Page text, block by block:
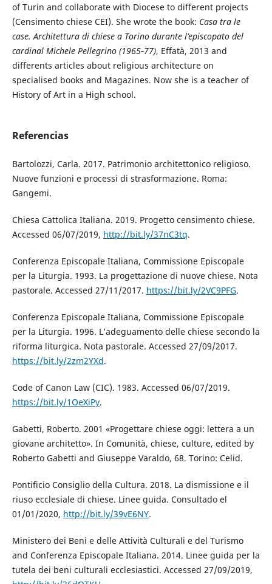
of Turin and collaborate with Diocese to different projects
(Censimento chiese CEI). She wrote the book: Casa tra le
case. Architettura di chiese a Torino durante l’episcopato del
cardinal Michele Pellegrino (1965‐77), Effatà, 2013 and
differents articles about religious architecture on
specialised books and Magazines. Now she is a teacher of
History of Art in a High school.
Referencias
Bartolozzi, Carla. 2017. Patrimonio architettonico religioso.
Nuove funzioni e processi di strasformazione. Roma:
Gangemi.
Chiesa Cattolica Italiana. 2019. Progetto censimento chiese.
Accessed 06/07/2019, http://bit.ly/37nC3tq.
Conferenza Episcopale Italiana, Commissione Episcopale
per la Liturgia. 1993. La progettazione di nuove chiese. Nota
pastorale. Accessed 27/11/2017. https://bit.ly/2VC9PFG.
Conferenza Episcopale Italiana, Commissione Episcopale
per la Liturgia. 1996. L’adeguamento delle chiese secondo la
riforma liturgica. Nota pastorale. Accessed 27/09/2017.
https://bit.ly/2zm2YXd.
Code of Canon Law (CIC). 1983. Accessed 06/07/2019.
https://bit.ly/1OeXiPy.
Gabetti, Roberto. 2001 «Progettare chiese oggi: lettera a un
giovane architetto». In Comunità, chiese, culture, edited by
Roberto Gabetti and Giuseppe Varaldo, 68. Torino: Celid.
Pontificio Consiglio della Cultura. 2018. La dismissione e il
riuso ecclesiale di chiese. Linee guida. Consultado el
01/01/2020, http://bit.ly/39vE6NY.
Ministero dei Beni e delle Attività Culturali e del Turismo
and Conferenza Episcopale Italiana. 2014. Linee guida per la
tutela dei beni culturali ecclesiastici. Accessed 27/09/2019,